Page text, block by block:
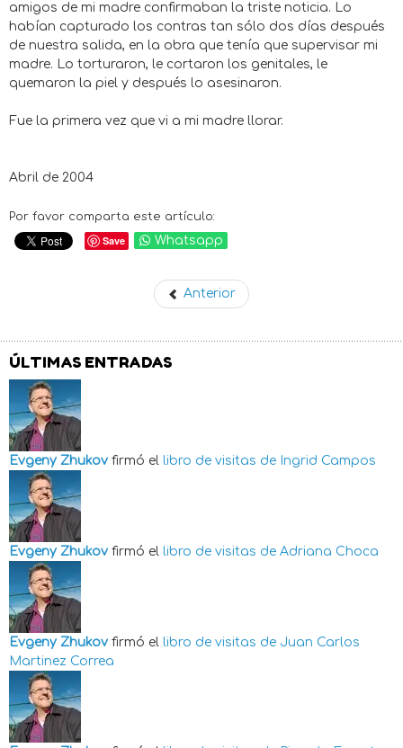
amigos de mi madre confirmaban la triste noticia. Lo
habían capturado los contras tan sólo dos días después
de nuestra salida, en la obra que tenía que supervisar mi
madre. Lo torturaron, le cortaron los genitales, le
quemaron la piel y después lo asesinaron.
Fue la primera vez que vi a mi madre llorar.
Abril de 2004
Por favor comparta este artículo:
Save Whatsapp
Anterior
ÚLTIMAS ENTRADAS
Evgeny Zhukov firmó el libro de visitas de Ingrid Campos
Evgeny Zhukov firmó el libro de visitas de Adriana Choca
Evgeny Zhukov firmó el libro de visitas de Juan Carlos
Martinez Correa